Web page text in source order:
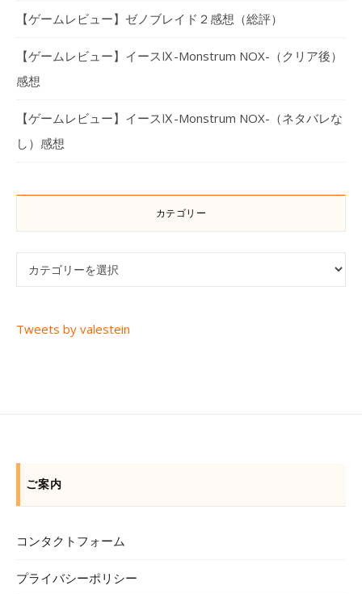
【ゲームレビュー】ゼノブレイド２感想（総評）
【ゲームレビュー】イースⅨ-Monstrum NOX-（クリア後）
感想
【ゲームレビュー】イースⅨ-Monstrum NOX-（ネタバレな
し）感想
カテゴリー
カテゴリー
Tweets by valestein
ご案内
コンタクトフォーム
プライバシーポリシー